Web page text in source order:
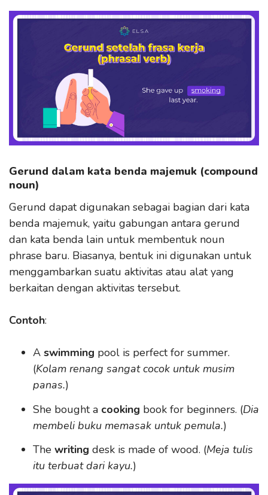
Gerund dalam kata benda majemuk (compound
noun)
Gerund dapat digunakan sebagai bagian dari kata
benda majemuk, yaitu gabungan antara gerund
dan kata benda lain untuk membentuk noun
phrase baru. Biasanya, bentuk ini digunakan untuk
menggambarkan suatu aktivitas atau alat yang
berkaitan dengan aktivitas tersebut.
Contoh:
A swimming pool is perfect for summer.
(Kolam renang sangat cocok untuk musim
panas.)
She bought a cooking book for beginners. (Dia
membeli buku memasak untuk pemula.)
The writing desk is made of wood. (Meja tulis
itu terbuat dari kayu.)